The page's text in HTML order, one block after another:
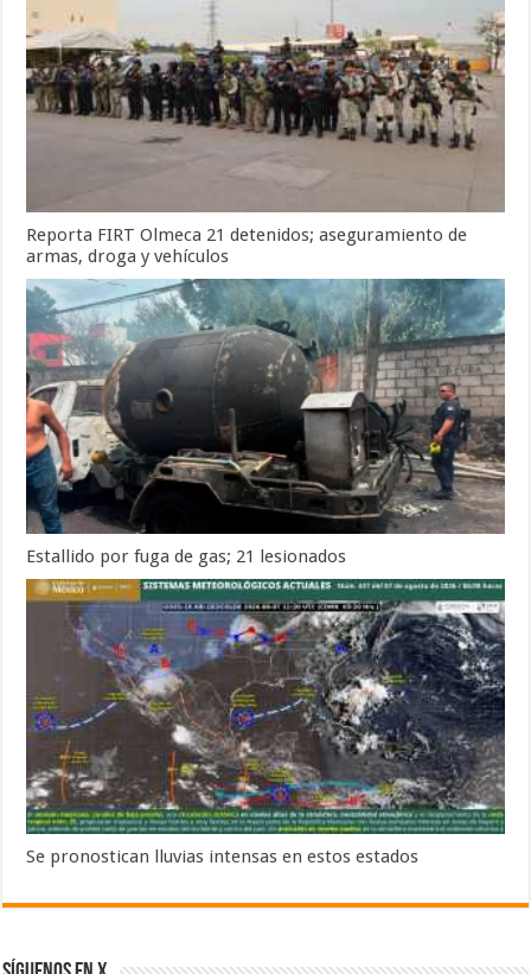
Reporta FIRT Olmeca 21 detenidos; aseguramiento de
armas, droga y vehículos
Estallido por fuga de gas; 21 lesionados
Se pronostican lluvias intensas en estos estados